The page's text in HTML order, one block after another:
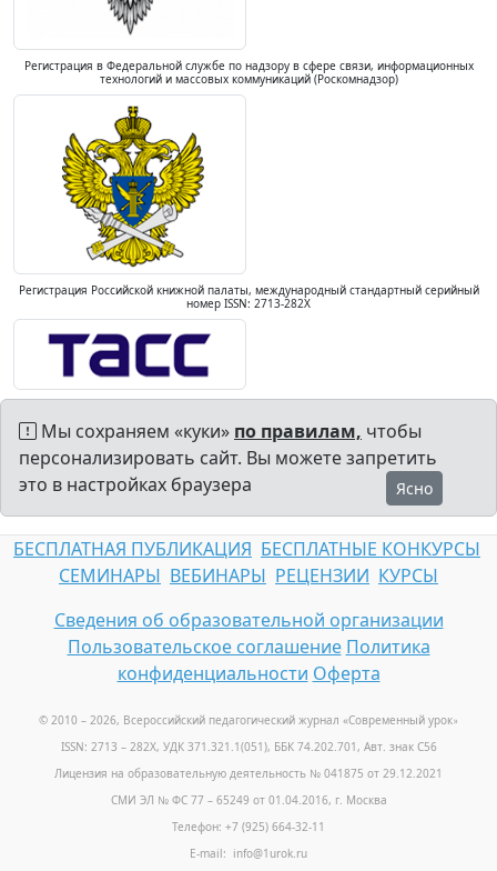
Регистрация в Федеральной службе по надзору в сфере связи, информационных
технологий и массовых коммуникаций (Роскомнадзор)
Регистрация Российской книжной палаты, международный стандартный серийный
номер ISSN: 2713-282X
Мы сохраняем «куки» по правилам, чтобы
персонализировать сайт. Вы можете запретить
это в настройках браузера
Ясно
БЕСПЛАТНАЯ ПУБЛИКАЦИЯ БЕСПЛАТНЫЕ КОНКУРСЫ
СЕМИНАРЫ ВЕБИНАРЫ РЕЦЕНЗИИ КУРСЫ
Сведения об образовательной организации
Пользовательское соглашение Политика
конфиденциальности Оферта
© 2010 – 2026, Всероссийский педагогический журнал «Современный урок»
ISSN: 2713 – 282X, УДК 371.321.1(051), ББК 74.202.701, Авт. знак С56
Лицензия на образовательную деятельность № 041875 от 29.12.2021
СМИ ЭЛ № ФС 77 – 65249 от 01.04.2016, г. Москва
Телефон: +7 (925) 664-32-11
E-mail: info@1urok.ru